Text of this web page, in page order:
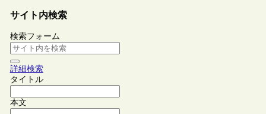
サイト内検索
検索フォーム
詳細検索
タイトル
本文